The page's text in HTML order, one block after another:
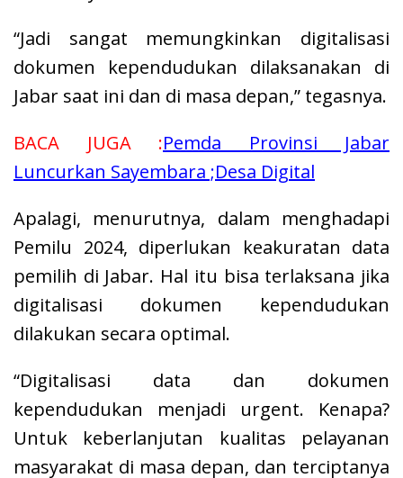
“Jadi sangat memungkinkan digitalisasi
dokumen kependudukan dilaksanakan di
Jabar saat ini dan di masa depan,” tegasnya.
BACA JUGA :Pemda Provinsi Jabar
Luncurkan Sayembara ;Desa Digital
Apalagi, menurutnya, dalam menghadapi
Pemilu 2024, diperlukan keakuratan data
pemilih di Jabar. Hal itu bisa terlaksana jika
digitalisasi dokumen kependudukan
dilakukan secara optimal.
“Digitalisasi data dan dokumen
kependudukan menjadi urgent. Kenapa?
Untuk keberlanjutan kualitas pelayanan
masyarakat di masa depan, dan terciptanya